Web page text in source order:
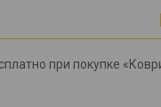
при покупке